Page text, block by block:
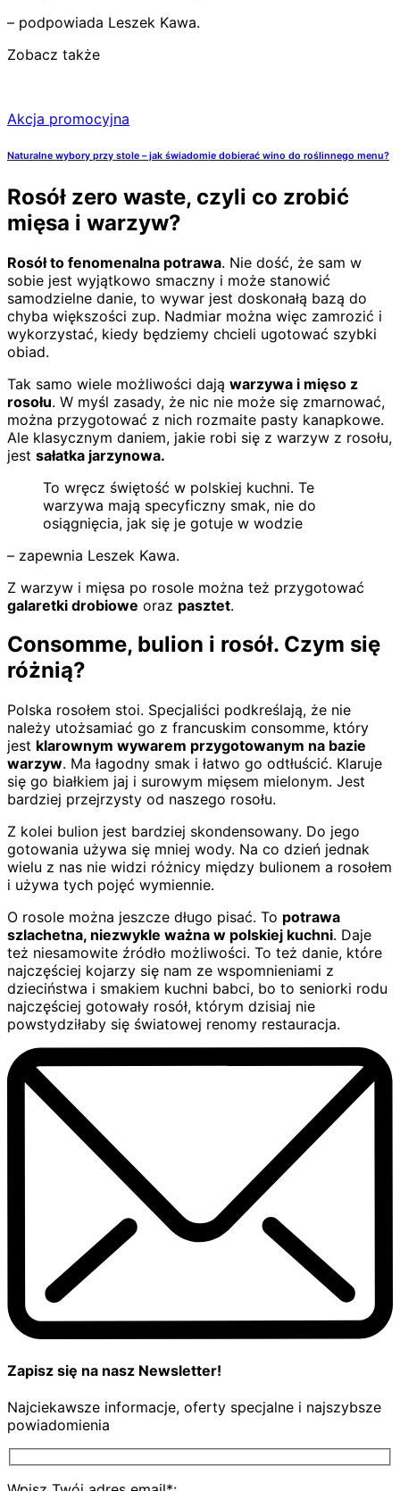
– podpowiada Leszek Kawa.
Zobacz także
Akcja promocyjna
Naturalne wybory przy stole – jak świadomie dobierać wino do roślinnego menu?
Rosół zero waste, czyli co zrobić
mięsa i warzyw?
Rosół to fenomenalna potrawa. Nie dość, że sam w
sobie jest wyjątkowo smaczny i może stanowić
samodzielne danie, to wywar jest doskonałą bazą do
chyba większości zup. Nadmiar można więc zamrozić i
wykorzystać, kiedy będziemy chcieli ugotować szybki
obiad.
Tak samo wiele możliwości dają warzywa i mięso z
rosołu. W myśl zasady, że nic nie może się zmarnować,
można przygotować z nich rozmaite pasty kanapkowe.
Ale klasycznym daniem, jakie robi się z warzyw z rosołu,
jest sałatka jarzynowa.
To wręcz świętość w polskiej kuchni. Te
warzywa mają specyficzny smak, nie do
osiągnięcia, jak się je gotuje w wodzie
– zapewnia Leszek Kawa.
Z warzyw i mięsa po rosole można też przygotować
galaretki drobiowe oraz pasztet.
Consomme, bulion i rosół. Czym się
różnią?
Polska rosołem stoi. Specjaliści podkreślają, że nie
należy utożsamiać go z francuskim consomme, który
jest klarownym wywarem przygotowanym na bazie
warzyw. Ma łagodny smak i łatwo go odtłuścić. Klaruje
się go białkiem jaj i surowym mięsem mielonym. Jest
bardziej przejrzysty od naszego rosołu.
Z kolei bulion jest bardziej skondensowany. Do jego
gotowania używa się mniej wody. Na co dzień jednak
wielu z nas nie widzi różnicy między bulionem a rosołem
i używa tych pojęć wymiennie.
O rosole można jeszcze długo pisać. To potrawa
szlachetna, niezwykle ważna w polskiej kuchni. Daje
też niesamowite źródło możliwości. To też danie, które
najczęściej kojarzy się nam ze wspomnieniami z
dzieciństwa i smakiem kuchni babci, bo to seniorki rodu
najczęściej gotowały rosół, którym dzisiaj nie
powstydziłaby się światowej renomy restauracja.
Zapisz się na nasz Newsletter!
Najciekawsze informacje, oferty specjalne i najszybsze
powiadomienia